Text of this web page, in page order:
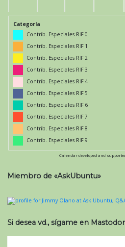
Categoría
Contrib. Especiales RIF 0
Contrib. Especiales RIF 1
Contrib. Especiales RIF 2
Contrib. Especiales RIF 3
Contrib. Especiales RIF 4
Contrib. Especiales RIF 5
Contrib. Especiales RIF 6
Contrib. Especiales RIF 7
Contrib. Especiales RIF 8
Contrib. Especiales RIF 9
Calendar developed and
Miembro de «AskUbuntu»
Si desea vd., sígame en